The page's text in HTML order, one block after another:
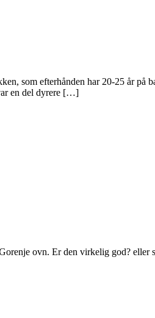
som efterhånden har 20-25 år
en del dyrere […]
ovn. Er den virkelig god? eller